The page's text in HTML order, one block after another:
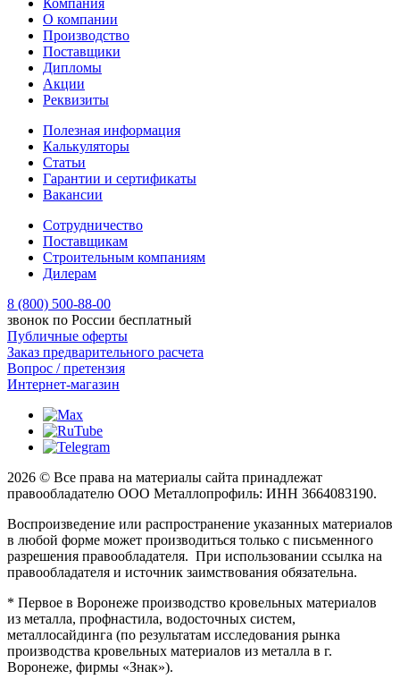
О компании
Производство
Поставщики
Дипломы
Акции
Реквизиты
Полезная информация
Калькуляторы
Статьи
Гарантии и сертификаты
Вакансии
Сотрудничество
Поставщикам
Строительным компаниям
Дилерам
8 (800) 500-88-00
звонок по России бесплатный
Публичные оферты
Заказ предварительного расчета
Вопрос / претензия
Интернет-магазин
2026 © Все права на материалы сайта принадлежат
правообладателю ООО Металлопрофиль: ИНН 3664083190.
Воспроизведение или распространение указанных материалов
в любой форме может производиться только с письменного
разрешения правообладателя. При использовании ссылка на
правообладателя и источник заимствования обязательна.
* Первое в Воронеже производство кровельных материалов
из металла, профнастила, водосточных систем,
металлосайдинга (по результатам исследования рынка
производства кровельных материалов из металла в г.
Воронеже, фирмы «Знак»).